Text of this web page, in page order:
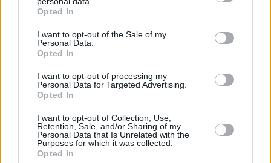
grant or deny consent to Google and its third-party tags to
use your data for below specified purposes in below Google
consent section.
Opted In
I want to opt-out of the Sale of my
Personal Data.
Opted In
I want to opt-out of processing my
Personal Data for Targeted Advertising.
Opted In
I want to opt-out of Collection, Use,
Retention, Sale, and/or Sharing of my
Personal Data that Is Unrelated with the
Purposes for which it was collected.
Opted In
Μειωμένη κερδοφορία έχει η BMW. Τι φταίει;
O Τράβις Μπάρκερ εξήγησε γιατί αποκάλυψαν τώρα την
αποβολή που είχε η Κόρτνεϊ Καρντάσιαν το 2021
πριν 28 λεπτά
Εντοπίστηκε φυτεία με περισσότερα από 2.000
δενδρύλλια κάνναβης σε δύσβατη δασική περιοχή στην
Φθιώτιδα, δείτε βίντεο
πριν 30 λεπτά
Θυρεοειδής: Τι να τρώτε και τι να αποφεύγετε – Τα
τρόφιμα και τα συμπληρώματα που χρειάζονται προσοχή
πριν 31 λεπτά